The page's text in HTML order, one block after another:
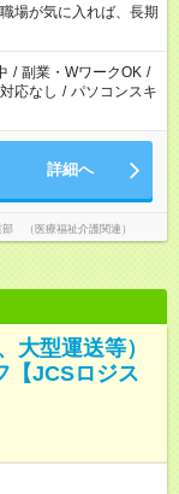
せん ※法令に基づき、
となります ※労働者
短時間・短期間の就
が気に入れば、長期
/ 副業・WワークOK /
応なし / パソコンスキ
詳細へ
（医療福祉介護関連）
大型運送等）
【JCSロジス